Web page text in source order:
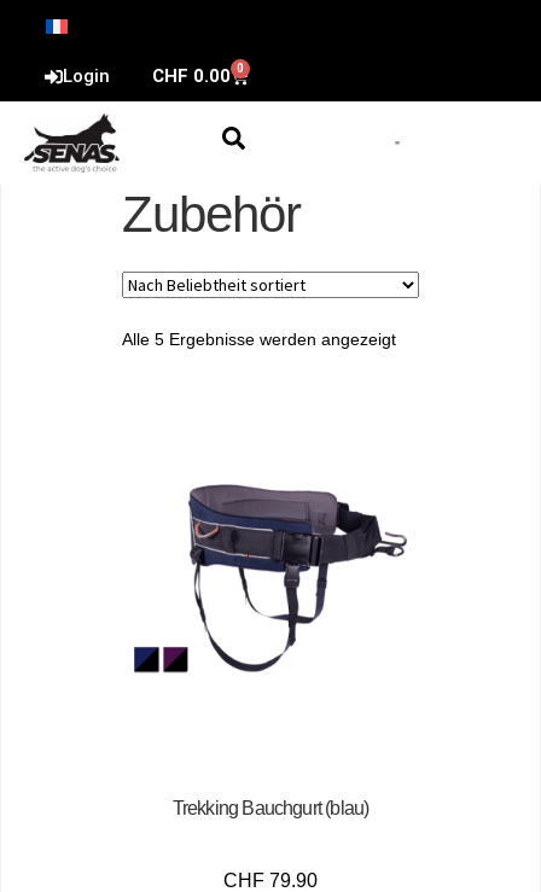
Login CHF 0.00 0
Zubehör
Alle 5 Ergebnisse werden angezeigt
Trekking Bauchgurt (blau)
CHF 79.90